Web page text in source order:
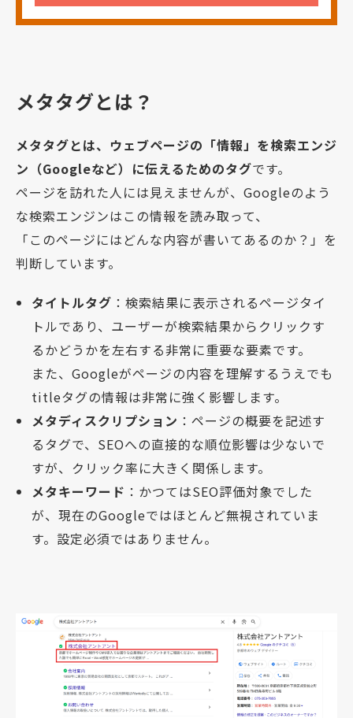
メタタグとは？
メタタグとは、ウェブページの「情報」を検索エンジ
ン（Googleなど）に伝えるためのタグです。
ページを訪れた人には見えませんが、Googleのよう
な検索エンジンはこの情報を読み取って、
「このページにはどんな内容が書いてあるのか？」を
判断しています。
タイトルタグ ：検索結果に表示されるページタイ
トルであり、ユーザーが検索結果からクリックす
るかどうかを左右する非常に重要な要素です。
また、Googleがページの内容を理解するうえでも
titleタグの情報は非常に強く影響します。
メタディスクリプション ：ページの概要を記述す
るタグで、SEOへの直接的な順位影響は少ないで
すが、クリック率に大きく関係します。
メタキーワード ：かつてはSEO評価対象でした
が、現在のGoogleではほとんど無視されていま
す。設定必須ではありません。